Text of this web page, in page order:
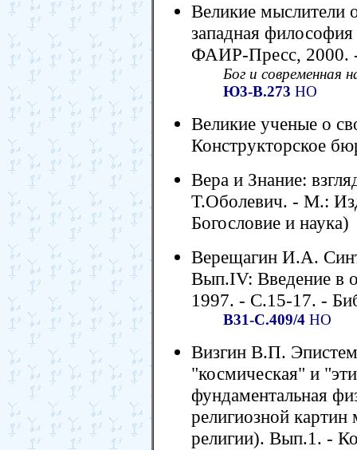
Великие мыслители
западная
ФАИР-Пресс, 2000.
Бог и современная
Ю3-В.273 НО
Великие ученые о
Конструкторское
Вера и Знание:
Т.Оболевич. - М.:
Богословие и наука)
Верещагин И.А.
Вып.IV: Введение в
1997. - С.15-17. -
В31-С.409/4 НО
Визгин В.П.
"космическая" и
фундаментальная
религиозной
религии). Вып.1. -